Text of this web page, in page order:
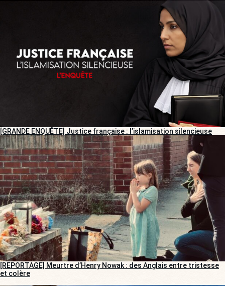
[GRANDE ENQUÊTE] Justice française : l’islamisation silencieuse
[REPORTAGE] Meurtre d’Henry Nowak : des Anglais entre tristesse
et colère